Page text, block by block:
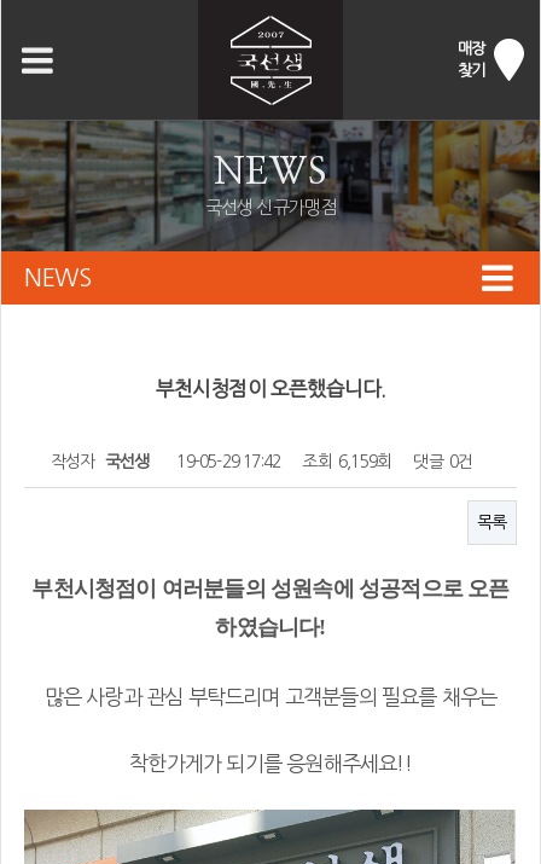
매장
찾기
NEWS
국선생 신규가맹점
NEWS
부천시청점이 오픈했습니다.
작성자 국선생 19-05-29 17:42 조회 6,159회 댓글 0건
목록
부천시청점이 여러분들의 성원속에 성공적으로 오픈
하였습니다!
많은 사랑과 관심 부탁드리며 고객분들의 필요를 채우는
착한가게가 되기를 응원해주세요!!